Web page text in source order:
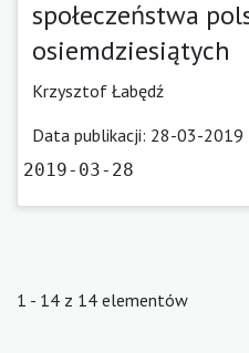
społeczeństwa
osiemdziesiątych
Krzysztof Łabędź
Data publikacji: 28-03-2019
2019-03-28
1 - 14 z 14 elementów